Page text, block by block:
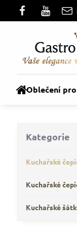
Oblečení
Kategorie
Kuchařské
Kuchařské
Kuchařské